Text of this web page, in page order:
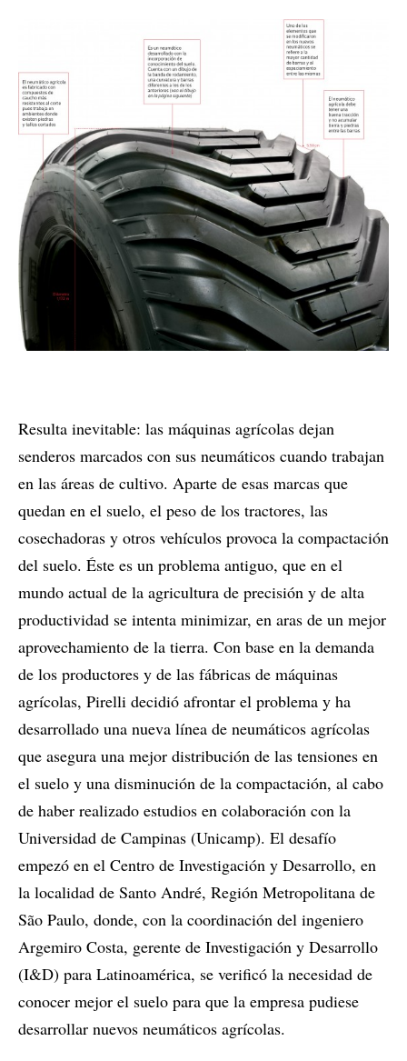
Resulta inevitable: las máquinas agrícolas dejan
senderos marcados con sus neumáticos cuando trabajan
en las áreas de cultivo. Aparte de esas marcas que
quedan en el suelo, el peso de los tractores, las
cosechadoras y otros vehículos provoca la compactación
del suelo. Éste es un problema antiguo, que en el
mundo actual de la agricultura de precisión y de alta
productividad se intenta minimizar, en aras de un mejor
aprovechamiento de la tierra. Con base en la demanda
de los productores y de las fábricas de máquinas
agrícolas, Pirelli decidió afrontar el problema y ha
desarrollado una nueva línea de neumáticos agrícolas
que asegura una mejor distribución de las tensiones en
el suelo y una disminución de la compactación, al cabo
de haber realizado estudios en colaboración con la
Universidad de Campinas (Unicamp). El desafío
empezó en el Centro de Investigación y Desarrollo, en
la localidad de Santo André, Región Metropolitana de
São Paulo, donde, con la coordinación del ingeniero
Argemiro Costa, gerente de Investigación y Desarrollo
(I&D) para Latinoamérica, se verificó la necesidad de
conocer mejor el suelo para que la empresa pudiese
desarrollar nuevos neumáticos agrícolas.